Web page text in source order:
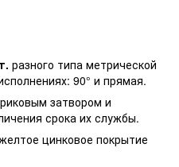
разного типа метрической
90° и прямая.
затвором и
срока их службы.
цинковое покрытие